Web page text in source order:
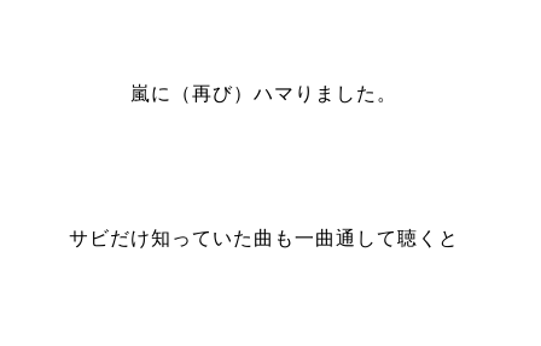
嵐に（再び）ハマりました。
サビだけ知っていた曲も一曲通して聴くと